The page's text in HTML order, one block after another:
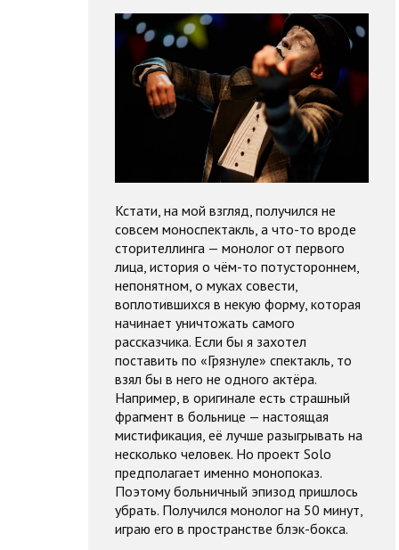
Кстати, на мой взгляд, получился не
совсем моноспектакль, а что-то вроде
сторителлинга — монолог от первого
лица, история о чём-то потустороннем,
непонятном, о муках совести,
воплотившихся в некую форму, которая
начинает уничтожать самого
рассказчика. Если бы я захотел
поставить по «Грязнуле» спектакль, то
взял бы в него не одного актёра.
Например, в оригинале есть страшный
фрагмент в больнице — настоящая
мистификация, её лучше разыгрывать на
несколько человек. Но проект Solo
предполагает именно монопоказ.
Поэтому больничный эпизод пришлось
убрать. Получился монолог на 50 минут,
играю его в пространстве блэк-бокса.